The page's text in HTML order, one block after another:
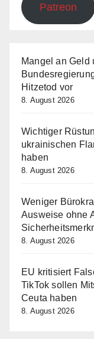
Patreon
Mangel an Geld
Hitzetod vor
8. August 2026
Wichtiger
ukrainischen
haben
8. August 2026
Weniger
Ausweise ohne
8. August 2026
EU kritisiert
TikTok sollen
Ceuta haben
8. August 2026